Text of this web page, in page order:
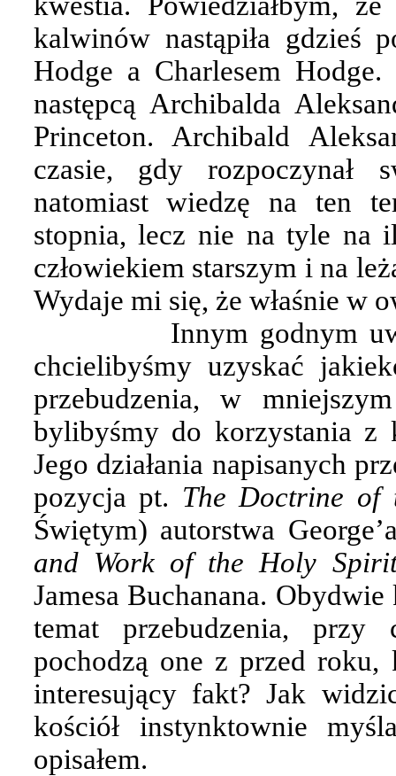
kalwinów nastąpiła gdzieś
Hodge a Charlesem
następcą Archibalda
Princeton. Archibald
czasie, gdy rozpoczynał
natomiast wiedzę na ten
stopnia, lecz nie na tyle na
człowiekiem starszym i na
Wydaje mi się, że właśnie w
Innym godnym
chcielibyśmy uzyskać
przebudzenia, w
bylibyśmy do korzystania z
Jego działania napisanych
pozycja pt. The Doctrine
Świętym) autorstwa
and Work of the Holy
Jamesa Buchanana.
temat przebudzenia,
pochodzą one z przed roku,
interesujący fakt? Jak
kościół instynktownie
opisałem.